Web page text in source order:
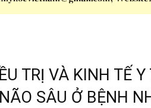
TRỊ VÀ KINH TẾ
SÂU Ở BỆNH